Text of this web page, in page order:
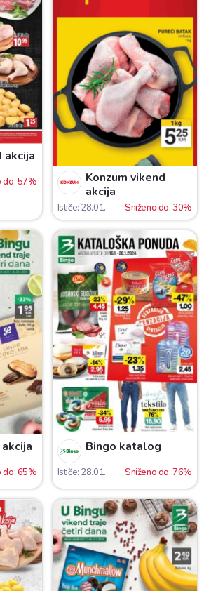
akcija
do: 57%
Konzum vikend
akcija
Ističe: 28.01. Sniženo do: 30%
do: 65%
Bingo katalog
Ističe: 28.01. Sniženo do: 76%